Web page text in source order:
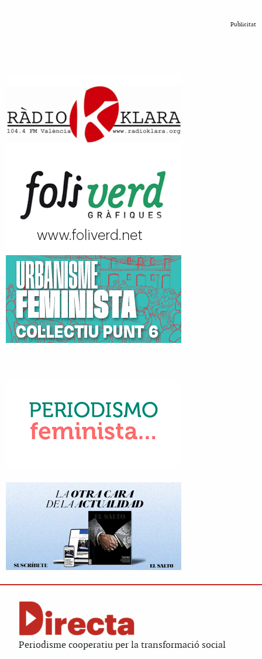
Publicitat
Periodisme cooperatiu per la transformació social